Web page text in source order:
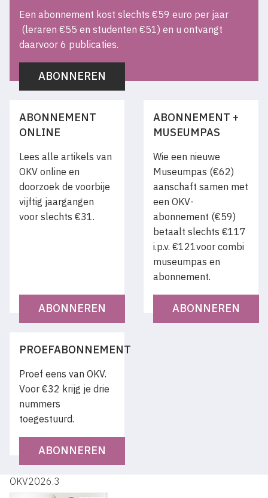
Een abonnement kost slechts €59 euro per jaar
(leraren €55 en studenten €51) en u ontvangt
daarvoor 6 publicaties.
ABONNEREN
ABONNEMENT
ONLINE
Lees alle artikels van
OKV online en
doorzoek de voorbije
vijftig jaargangen
voor slechts €31.
ABONNEREN
ABONNEMENT +
MUSEUMPAS
Wie een nieuwe
Museumpas (€62)
aanschaft samen met
een OKV-
abonnement (€59)
betaalt slechts €117
i.p.v. €121voor combi
museumpas en
abonnement.
ABONNEREN
PROEFABONNEMENT
Proef eens van OKV.
Voor €32 krijg je drie
nummers
toegestuurd.
ABONNEREN
OKV2026.3